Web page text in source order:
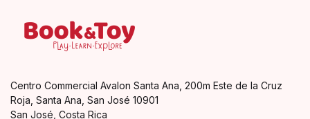
Centro Commercial Avalon Santa Ana, 200m Este de la Cruz
Roja, Santa Ana, San José 10901
San José, Costa Rica